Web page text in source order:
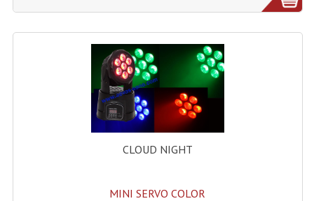
Projecteurs Leds
Projecteurs Plafonniers Et Encastrés
Projecteurs Théâtre Led
Projecteurs Traditionnels
Projecteurs Cycliodes
CLOUD NIGHT
MINI SERVO COLOR